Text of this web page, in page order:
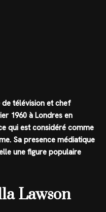
de télévision et chef
1960 à Londres en
qui est considéré comme
Sa presence médiatique
une figure populaire
Lawson